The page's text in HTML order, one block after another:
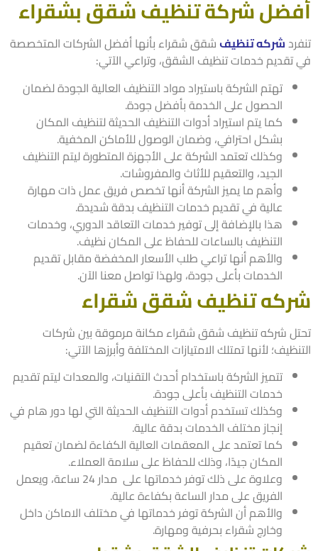
شركة تنظيف شقق بشقراء
شركه تنظيفشقق شقراء بأنها أفضل الشركات المتخصصة
خدمات تنظيف الشقق، وتراعي الآتي:
تهتم الشركة باستيراد مواد التنظيف العالية الجودة لضمان
الحصول على الخدمة بأفضل جودة.
كما يتم استيراد أدوات التنظيف الحديثة لتنظيف المكان
بشكل احترافي، وضمان الوصول للأماكن المخفية.
وكذلك تعتمد الشركة على الأجهزة المتطورة ليتم التنظيف
الجيد، والتعقيم للأثاث والمفروشات.
وأهم ما يميز الشركة أنها تخصص فريق عمل ذات مهارة
عالية في تقديم خدمات التنظيف بدقة شديدة.
هذا بالإضافة إلى توفير خدمات التعاقد الدوري، وخدمات
التنظيف بالساعات للحفاظ على المكان نظيف.
والأهم أنها تراعي طلب الأسعار المخفضة مقابل تقديم
الخدمات بأعلى جودة، ولهذا تواصل معنا الآن.
تنظيف شقق شقراء
شركه تنظيف شقق شقراء مكانة مرموقة بين شركات
لأنها تمتلك الامتيازات المختلفة وأبرزها الآتي:
تتميز الشركة باستخدام أحدث التقنيات، والمعدات ليتم تقديم
خدمات التنظيف بأعلى جودة.
وكذلك تستخدم أدوات التنظيف الحديثة التي لها دور هام في
إنجاز مختلف الخدمات بدقة عالية.
كما تعتمد على المعقمات العالية الكفاءة لضمان تعقيم
المكان جيدًا، وذلك للحفاظ على سلامة العملاء.
وعلاوة على ذلك توفر خدماتها على مدار 24 ساعة، ويعمل
الفريق على مدار الساعة بكفاءة عالية.
والأهم أن الشركة توفر خدماتها في مختلف الاماكن داخل
وخارج شقراء بحرفية ومهارة.